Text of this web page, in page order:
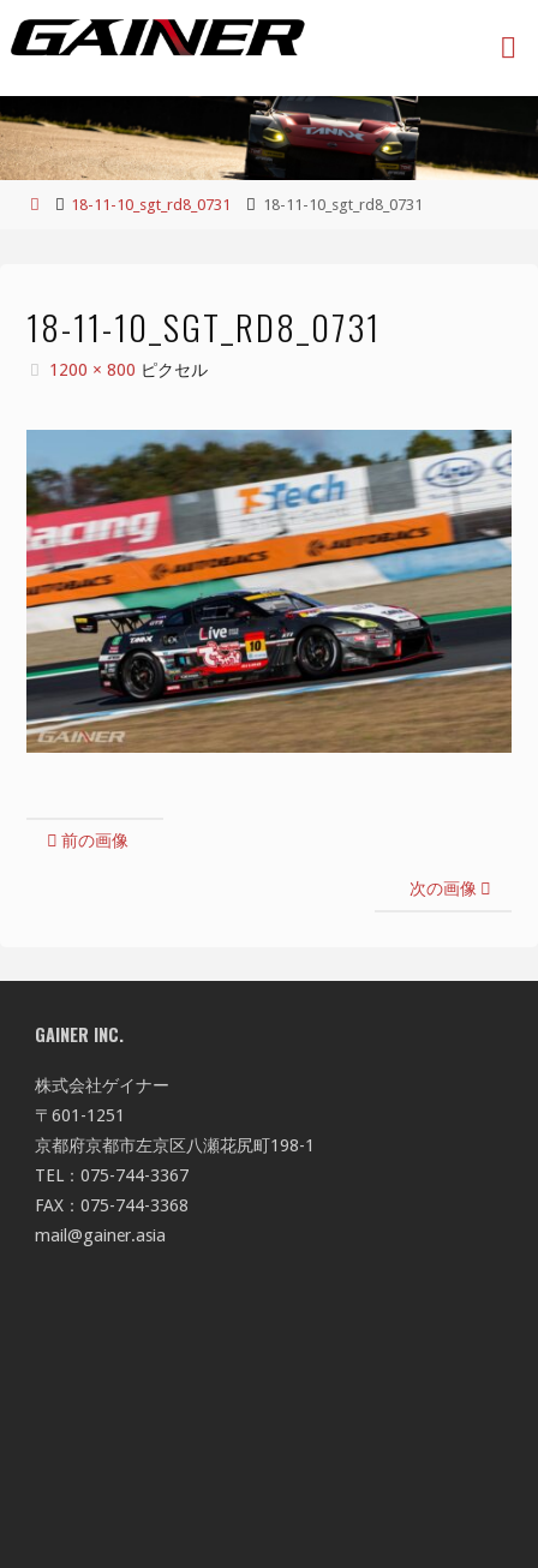
ン
ツ
へ
ホ
18-11-10_sgt_rd8_0731 18-11-10_sgt_rd8_0731
18-11-10_SGT_RD8_0731
フ
サ
イ
ズ
1200 × 800 ピクセル
前の画像
次の画像
GAINER INC.
株式会社ゲイナー
〒601-1251
京都府京都市左京区八瀬花尻町198-1
TEL：075-744-3367
FAX：075-744-3368
mail@gainer.asia